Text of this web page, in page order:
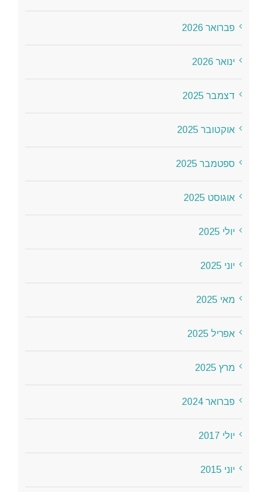
פברואר 2026
ינואר 2026
דצמבר 2025
אוקטובר 2025
ספטמבר 2025
אוגוסט 2025
יולי 2025
יוני 2025
מאי 2025
אפריל 2025
מרץ 2025
פברואר 2024
יולי 2017
יוני 2015